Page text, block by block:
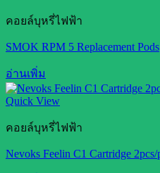
คอยล์บุหรี่ไฟฟ้า
SMOK RPM 5 Replacement Pods
อ่านเพิ่ม
Quick View
คอยล์บุหรี่ไฟฟ้า
Nevoks Feelin C1 Cartridge 2pcs/